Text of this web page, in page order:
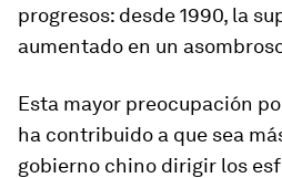
progresos: desde 1990, la
aumentado en un
Esta mayor preocupación
ha contribuido a que sea
gobierno chino dirigir los